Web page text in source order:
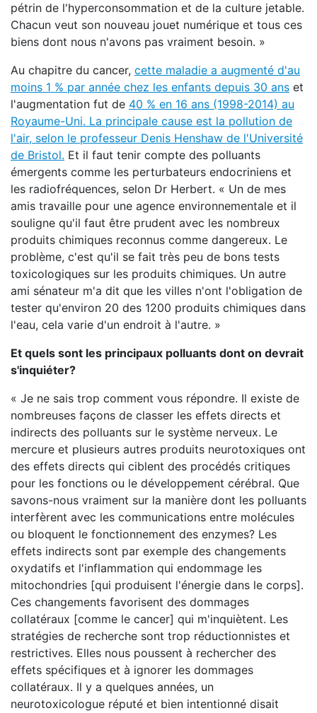
pétrin de l'hyperconsommation et de la culture jetable.
Chacun veut son nouveau jouet numérique et tous ces
biens dont nous n'avons pas vraiment besoin. »
Au chapitre du cancer, cette maladie a augmenté d'au
moins 1 % par année chez les enfants depuis 30 ans et
l'augmentation fut de 40 % en 16 ans (1998-2014) au
Royaume-Uni. La principale cause est la pollution de
l'air, selon le professeur Denis Henshaw de l'Université
de Bristol. Et il faut tenir compte des polluants
émergents comme les perturbateurs endocriniens et
les radiofréquences, selon Dr Herbert. « Un de mes
amis travaille pour une agence environnementale et il
souligne qu'il faut être prudent avec les nombreux
produits chimiques reconnus comme dangereux. Le
problème, c'est qu'il se fait très peu de bons tests
toxicologiques sur les produits chimiques. Un autre
ami sénateur m'a dit que les villes n'ont l'obligation de
tester qu'environ 20 des 1200 produits chimiques dans
l'eau, cela varie d'un endroit à l'autre. »
Et quels sont les principaux polluants dont on devrait
s'inquiéter?
« Je ne sais trop comment vous répondre. Il existe de
nombreuses façons de classer les effets directs et
indirects des polluants sur le système nerveux. Le
mercure et plusieurs autres produits neurotoxiques ont
des effets directs qui ciblent des procédés critiques
pour les fonctions ou le développement cérébral. Que
savons-nous vraiment sur la manière dont les polluants
interfèrent avec les communications entre molécules
ou bloquent le fonctionnement des enzymes? Les
effets indirects sont par exemple des changements
oxydatifs et l'inflammation qui endommage les
mitochondries [qui produisent l'énergie dans le corps].
Ces changements favorisent des dommages
collatéraux [comme le cancer] qui m'inquiètent. Les
stratégies de recherche sont trop réductionnistes et
restrictives. Elles nous poussent à rechercher des
effets spécifiques et à ignorer les dommages
collatéraux. Il y a quelques années, un
neurotoxicologue réputé et bien intentionné disait